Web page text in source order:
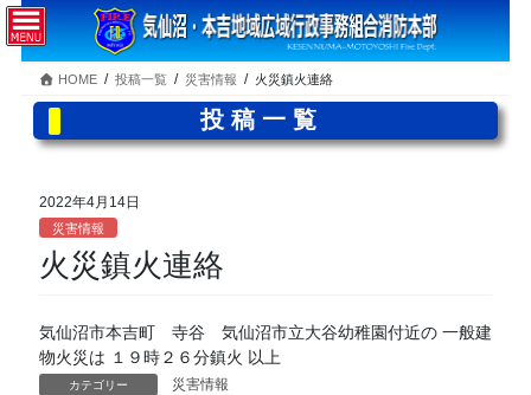
コ
ン
テ
ツ
へ
ナ
ビ
ゲ
シ
ョ
HOME 投稿一覧 災害情報 火災鎮火連絡
投稿一覧
2022年4月14日
災害情報
火災鎮火連絡
気仙沼市本吉町 寺谷 気仙沼市立大谷幼稚園付近の 一般建
物火災は １９時２６分鎮火 以上
カテゴリー 災害情報